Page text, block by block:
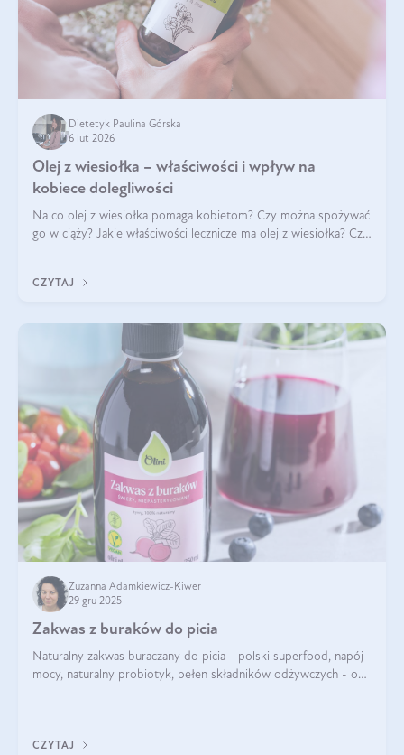
Dietetyk Paulina Górska
6 lut 2026
Olej z wiesiołka – właściwości i wpływ na
kobiece dolegliwości
Na co olej z wiesiołka pomaga kobietom? Czy można spożywać
go w ciąży? Jakie właściwości lecznicze ma olej z wiesiołka? Czy
CZYTAJ
Zuzanna Adamkiewicz-Kiwer
29 gru 2025
Zakwas z buraków do picia
Naturalny zakwas buraczany do picia - polski superfood, napój
mocy, naturalny probiotyk, pełen składników odżywczych - o
CZYTAJ